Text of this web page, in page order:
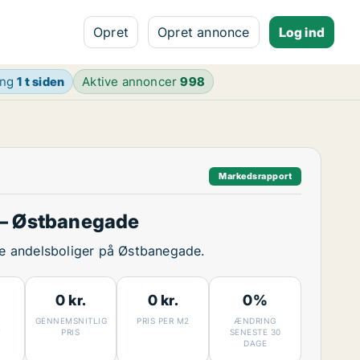
Opret Opret annonce Log ind
1 t siden Aktive annoncer998
Markedsrapport
Østbanegade
andelsboliger på Østbanegade.
0 kr.
GENNEMSNITLIG
PRIS
0 kr.
PRIS PER M2
0%
ÆNDRING
SENESTE 30
DAGE